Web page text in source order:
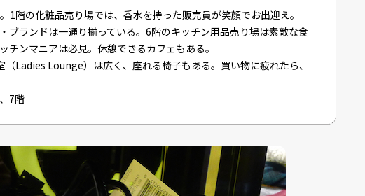
1階の化粧品売り場では、香水を持った販売員が笑顔でお出迎え。
ブランドは一通り揃っている。6階のキッチン用品売り場は素敵な食
チンマニアは必見。休憩できるカフェもある。
（Ladies Lounge）は広く、座れる椅子もある。買い物に疲れたら、
7階